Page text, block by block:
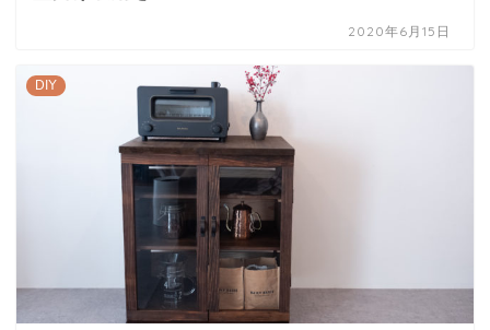
2020年6月15日
DIY